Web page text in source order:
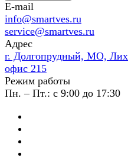
E-mail
info@smartves.ru
service@smartves.ru
Адрес
г. Долгопрудный, МО,
офис 215
Режим работы
Пн. – Пт.: с 9:00 до 17:30